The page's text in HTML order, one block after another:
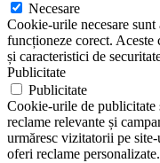
Necesare
Cookie-urile necesare
funcționeze corect.
și caracteristici de
Publicitate
Publicitate
Cookie-urile de
reclame relevante și
urmăresc vizitatorii pe
oferi reclame personalizate.